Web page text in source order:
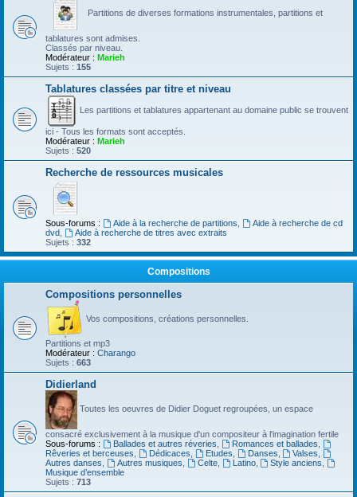
Partitions de diverses formations instrumentales, partitions et
tablatures sont admises.
Classés par niveau.
Modérateur : Marieh
Sujets : 155
Tablatures classées par titre et niveau
Les partitions et tablatures appartenant au domaine public se trouvent
ici - Tous les formats sont acceptés.
Modérateur : Marieh
Sujets : 520
Recherche de ressources musicales
Sous-forums : Aide à la recherche de partitions
Aide à recherche de cd
dvd
Aide à recherche de titres avec extraits
Sujets : 332
Compositions
Compositions personnelles
Vos compositions, créations personnelles.
Partitions et mp3
Modérateur : Charango
Sujets : 663
Didierland
Toutes les oeuvres de Didier Doguet regroupées, un espace
consacré exclusivement à la musique d'un compositeur à l'imagination fertile
Sous-forums :
Ballades et autres réveries Romances et ballades
Rêveries et berceuses
Dédicaces Etudes Danses Valses
Autres danses
Autres musiques Celte, Latino, Style anciens
Musique d’ensemble
Sujets : 713